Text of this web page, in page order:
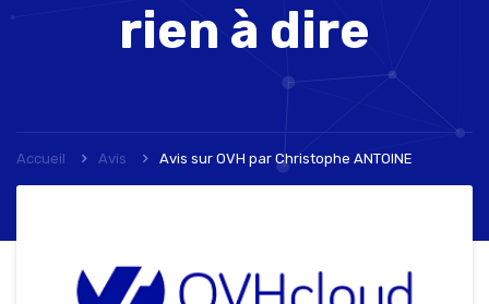
rien à dire
Accueil Avis Avis sur OVH par Christophe ANTOINE